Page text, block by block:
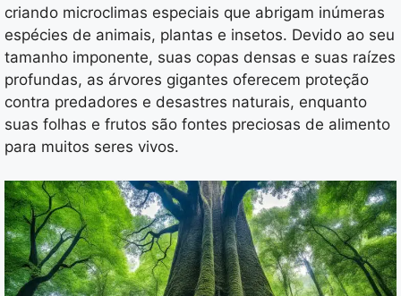
criando microclimas especiais que abrigam inúmeras
espécies de animais, plantas e insetos. Devido ao seu
tamanho imponente, suas copas densas e suas raízes
profundas, as árvores gigantes oferecem proteção
contra predadores e desastres naturais, enquanto
suas folhas e frutos são fontes preciosas de alimento
para muitos seres vivos.